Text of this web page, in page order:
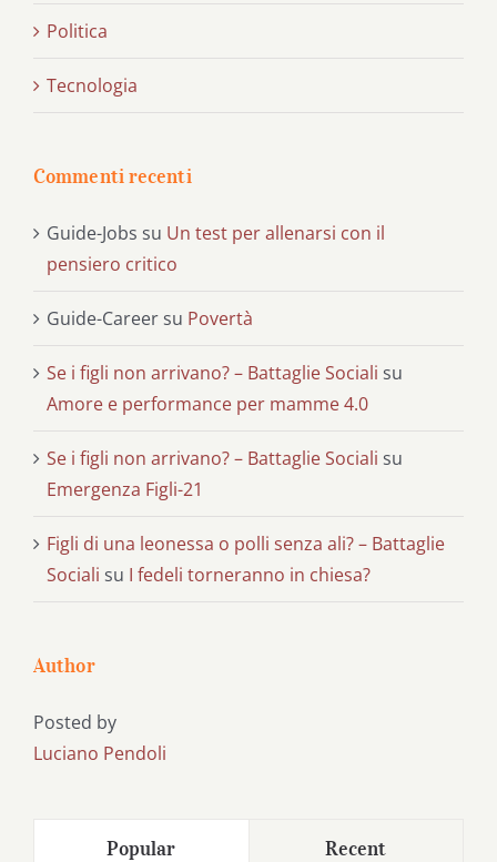
Politica
Tecnologia
Commenti recenti
Guide-Jobs su Un test per allenarsi con il
pensiero critico
Guide-Career su Povertà
Se i figli non arrivano? – Battaglie Sociali su
Amore e performance per mamme 4.0
Se i figli non arrivano? – Battaglie Sociali su
Emergenza Figli-21
Figli di una leonessa o polli senza ali? – Battaglie
Sociali su I fedeli torneranno in chiesa?
Author
Posted by
Luciano Pendoli
Popular Recent